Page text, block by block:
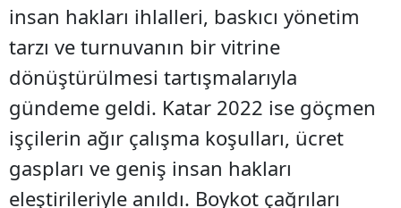
insan hakları ihlalleri, baskıcı yönetim
tarzı ve turnuvanın bir vitrine
dönüştürülmesi tartışmalarıyla
gündeme geldi. Katar 2022 ise göçmen
işçilerin ağır çalışma koşulları, ücret
gaspları ve geniş insan hakları
eleştirileriyle anıldı. Boykot çağrıları